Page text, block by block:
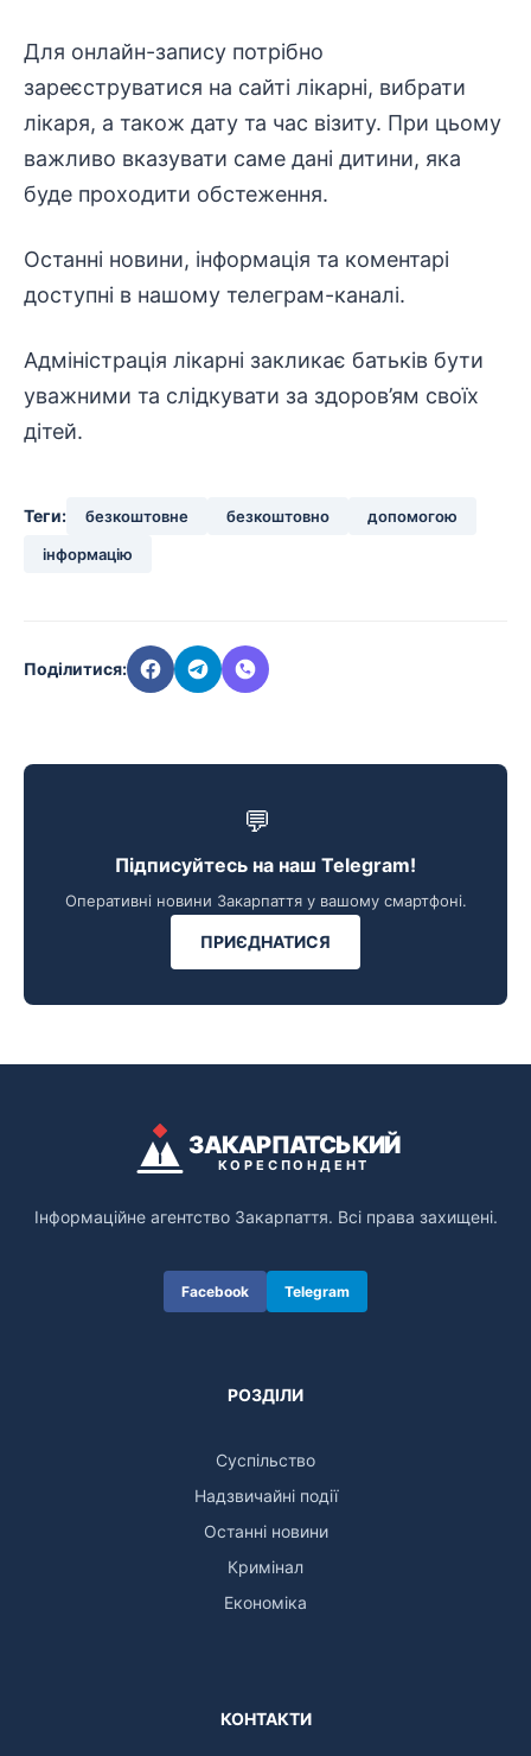
Для онлайн-запису потрібно
зареєструватися на сайті лікарні, вибрати
лікаря, а також дату та час візиту. При цьому
важливо вказувати саме дані дитини, яка
буде проходити обстеження.
Останні новини, інформація та коментарі
доступні в нашому телеграм-каналі.
Адміністрація лікарні закликає батьків бути
уважними та слідкувати за здоров’ям своїх
дітей.
Теги: безкоштовне безкоштовно
допомогою
інформацію
Поділитися:
💬
Підписуйтесь на наш Telegram!
Оперативні новини Закарпаття у вашому смартфоні.
ПРИЄДНАТИСЯ
ЗАКАРПАТСЬКИЙ
КОРЕСПОНДЕНТ
Інформаційне агентство Закарпаття. Всі права захищені.
Facebook Telegram
РОЗДІЛИ
Суспільство
Надзвичайні події
Останні новини
Кримінал
Економіка
КОНТАКТИ